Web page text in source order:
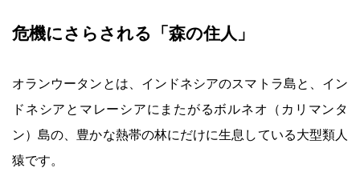
危機にさらされる「森の住人」
オランウータンとは、インドネシアのスマトラ島と、イン
ドネシアとマレーシアにまたがるボルネオ（カリマンタ
ン）島の、豊かな熱帯の林にだけに生息している大型類人
猿です。